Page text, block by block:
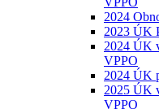
2024
2023 ÚK
2024 ÚK
VPPO
2024 ÚK
2025 ÚK
VPPO